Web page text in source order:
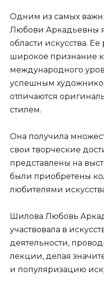
Одним из самых
Любови Аркадьевны
области искусства.
широкое признание
международного
успешным
отличаются
стилем.
Она получила
свои творческие
представлены на
были приобретены
любителями
Шилова Любовь
участвовала в
деятельности,
лекции, делая
и популяризацию